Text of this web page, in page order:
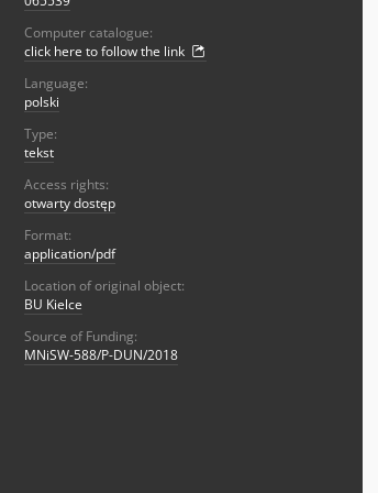
Computer catalogue:
click here to follow the link
Language:
polski
Type:
tekst
Access rights:
otwarty dostęp
Format:
application/pdf
Location of original object:
BU Kielce
Source of Funding:
MNiSW-588/P-DUN/2018